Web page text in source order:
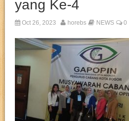
yang Ke-4
Oct 26, 2023 horebs NEWS 0